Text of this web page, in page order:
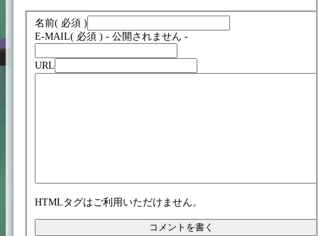
名前( 必須 )
E-MAIL( 必須 ) - 公開されません -
URL
HTMLタグはご利用いただけません。